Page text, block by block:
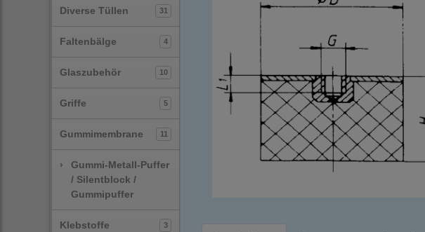
Diverse Tüllen 31
Faltenbälge 4
Glaszubehör 10
Griffe 5
Gummimembrane 11
›
Gummi-Metall-Puffer
/ Silentblock /
Gummipuffer
Klebstoffe 3